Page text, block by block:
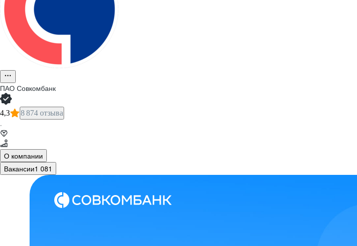
ПАО Совкомбанк
4,3 8 874 отзыва
·
О компании
Вакансии1 081